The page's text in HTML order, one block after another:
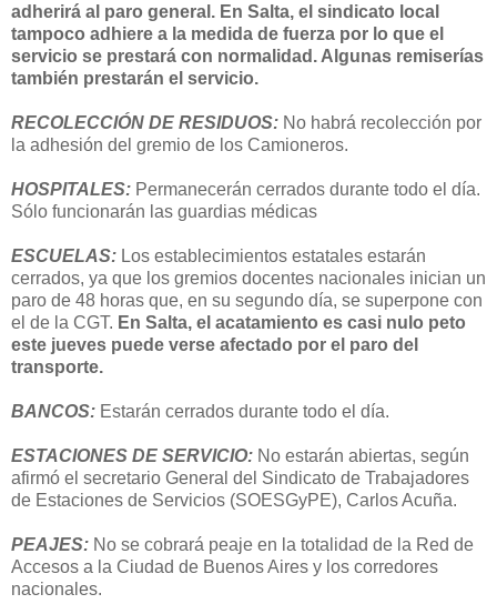
adherirá al paro general. En Salta, el sindicato local
tampoco adhiere a la medida de fuerza por lo que el
servicio se prestará con normalidad. Algunas remiserías
también prestarán el servicio.
RECOLECCIÓN DE RESIDUOS: No habrá recolección por
la adhesión del gremio de los Camioneros.
HOSPITALES: Permanecerán cerrados durante todo el día.
Sólo funcionarán las guardias médicas
ESCUELAS: Los establecimientos estatales estarán
cerrados, ya que los gremios docentes nacionales inician un
paro de 48 horas que, en su segundo día, se superpone con
el de la CGT. En Salta, el acatamiento es casi nulo peto
este jueves puede verse afectado por el paro del
transporte.
BANCOS: Estarán cerrados durante todo el día.
ESTACIONES DE SERVICIO: No estarán abiertas, según
afirmó el secretario General del Sindicato de Trabajadores
de Estaciones de Servicios (SOESGyPE), Carlos Acuña.
PEAJES: No se cobrará peaje en la totalidad de la Red de
Accesos a la Ciudad de Buenos Aires y los corredores
nacionales.